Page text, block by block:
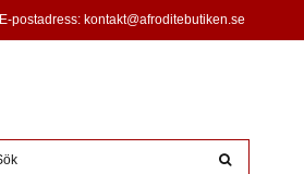
E-postadress: kontakt@afroditebutiken.se